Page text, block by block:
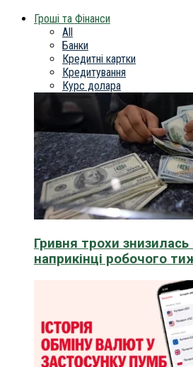
Гроші та Фінанси
All
Банки
Кредитні картки
Кредитування
Курс долара
Гривня трохи
наприкінці робочого